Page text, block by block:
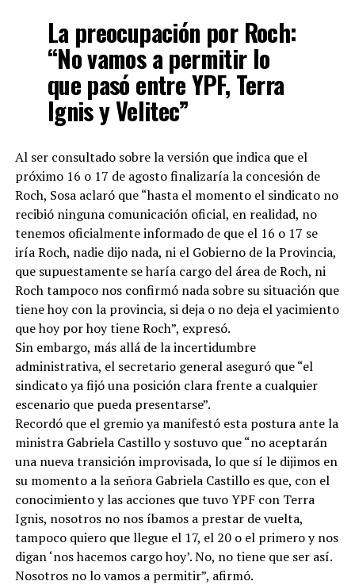
La preocupación por Roch:
“No vamos a permitir lo
que pasó entre YPF, Terra
Ignis y Velitec”
Al ser consultado sobre la versión que indica que el
próximo 16 o 17 de agosto finalizaría la concesión de
Roch, Sosa aclaró que “hasta el momento el sindicato no
recibió ninguna comunicación oficial, en realidad, no
tenemos oficialmente informado de que el 16 o 17 se
iría Roch, nadie dijo nada, ni el Gobierno de la Provincia,
que supuestamente se haría cargo del área de Roch, ni
Roch tampoco nos confirmó nada sobre su situación que
tiene hoy con la provincia, si deja o no deja el yacimiento
que hoy por hoy tiene Roch”, expresó.
Sin embargo, más allá de la incertidumbre
administrativa, el secretario general aseguró que “el
sindicato ya fijó una posición clara frente a cualquier
escenario que pueda presentarse”.
Recordó que el gremio ya manifestó esta postura ante la
ministra Gabriela Castillo y sostuvo que “no aceptarán
una nueva transición improvisada, lo que sí le dijimos en
su momento a la señora Gabriela Castillo es que, con el
conocimiento y las acciones que tuvo YPF con Terra
Ignis, nosotros no nos íbamos a prestar de vuelta,
tampoco quiero que llegue el 17, el 20 o el primero y nos
digan ‘nos hacemos cargo hoy’. No, no tiene que ser así.
Nosotros no lo vamos a permitir”, afirmó.